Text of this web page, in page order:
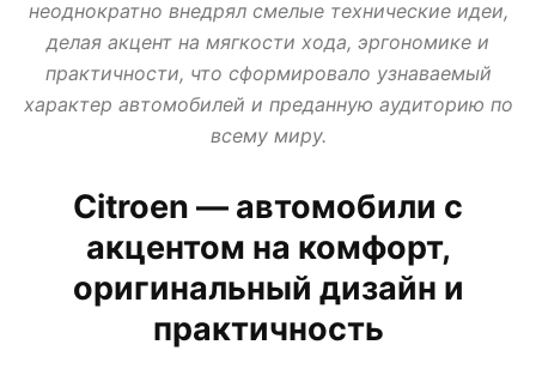
SSANGYONG SUBARU SUZUKI TATA TESLA TOYOTA
TRIUMPH VOLKSWAGEN VOLVO
АВТО В КРЕДИТ, ТРЕЙД ИН, ЛИЗИНГ ВАЗ ИЖ ЛАДА МИР АВТО
НОВОСТИ ПРО АВТО УАЗ
неоднократно внедрял смелые технические идеи,
делая акцент на мягкости хода, эргономике и
практичности, что сформировало узнаваемый
характер автомобилей и преданную аудиторию по
всему миру.
Citroen — автомобили с
акцентом на комфорт,
оригинальный дизайн и
практичность